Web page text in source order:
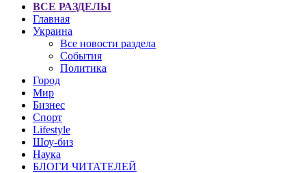
ВСЕ РАЗДЕЛЫ
Главная
Украина
Все новости раздела
События
Политика
Город
Мир
Бизнес
Спорт
Lifestyle
Шоу-биз
Наука
БЛОГИ ЧИТАТЕЛЕЙ